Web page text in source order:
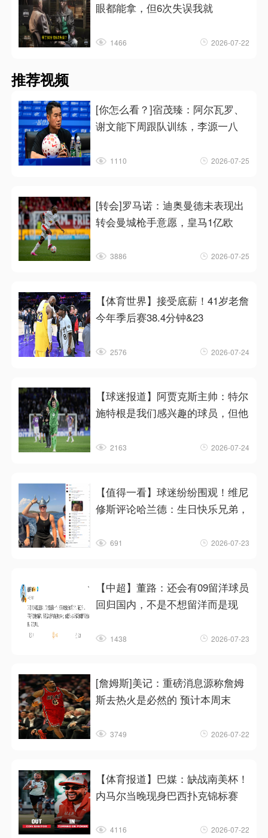
眼都能拿，但6次失误我就
1466 2026-07-22
推荐视频
[你怎么看？]宿茂臻：阿尔瓦罗、
谢文能下周跟队训练，李源一八
1110 2026-07-25
[转会]罗马诺：迪奥曼德未表现出
转会曼城枪手意愿，皇马1亿欧
3886 2026-07-25
【体育世界】接受底薪！41岁老詹
今年季后赛38.4分钟&23
2576 2026-07-24
【球迷报道】阿贾克斯主帅：特尔
施特根是我们感兴趣的球员，但他
2163 2026-07-24
【值得一看】球迷纷纷围观！维尼
修斯评论哈兰德：生日快乐兄弟，
691 2026-07-23
【中超】董路：还会有09留洋球员
回归国内，不是不想留洋而是现
1438 2026-07-23
[詹姆斯]美记：重磅消息源称詹姆
斯去热火是必然的 预计本周末
3749 2026-07-22
【体育报道】巴媒：缺战南美杯！
内马尔当晚现身巴西扑克锦标赛
4116 2026-07-22